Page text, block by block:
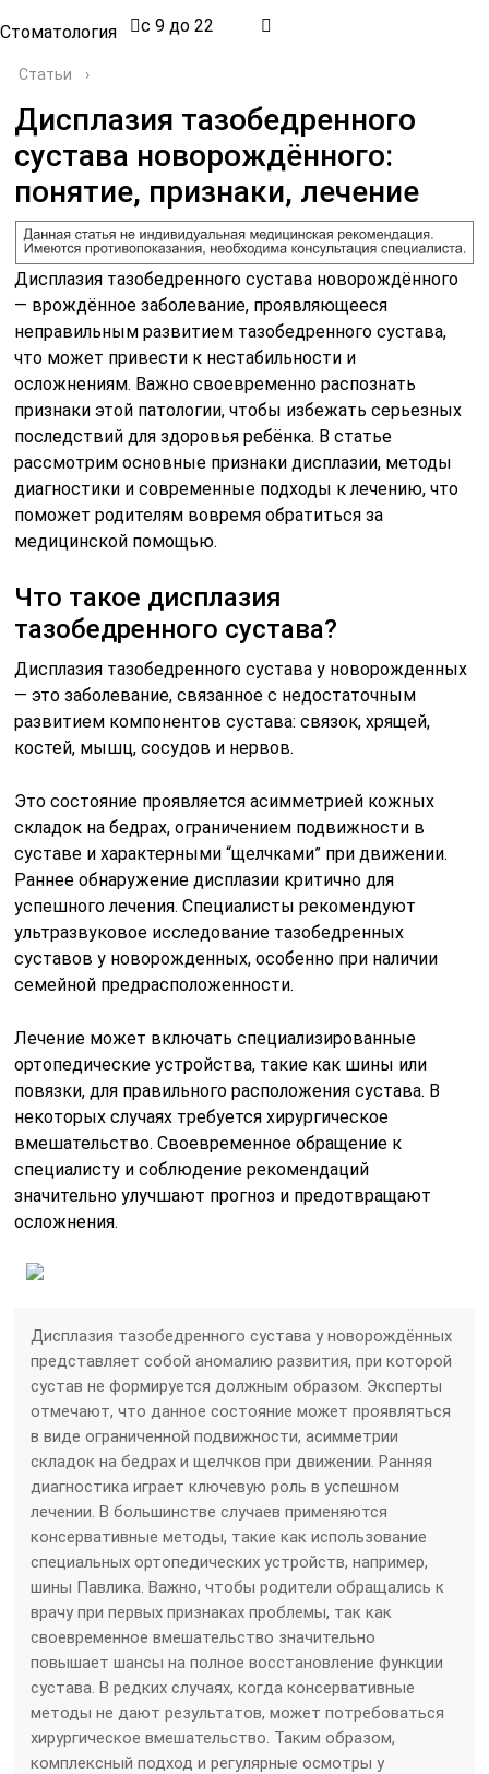
Стоматология с 9 до 22
Статьи ›
Дисплазия тазобедренного
сустава новорождённого:
понятие, признаки, лечение
Дисплазия тазобедренного сустава новорождённого
— врождённое заболевание, проявляющееся
неправильным развитием тазобедренного сустава,
что может привести к нестабильности и
осложнениям. Важно своевременно распознать
признаки этой патологии, чтобы избежать серьезных
последствий для здоровья ребёнка. В статье
рассмотрим основные признаки дисплазии, методы
диагностики и современные подходы к лечению, что
поможет родителям вовремя обратиться за
медицинской помощью.
Что такое дисплазия
тазобедренного сустава?
Дисплазия тазобедренного сустава у новорожденных
— это заболевание, связанное с недостаточным
развитием компонентов сустава: связок, хрящей,
костей, мышц, сосудов и нервов.
Это состояние проявляется асимметрией кожных
складок на бедрах, ограничением подвижности в
суставе и характерными “щелчками” при движении.
Раннее обнаружение дисплазии критично для
успешного лечения. Специалисты рекомендуют
ультразвуковое исследование тазобедренных
суставов у новорожденных, особенно при наличии
семейной предрасположенности.
Лечение может включать специализированные
ортопедические устройства, такие как шины или
повязки, для правильного расположения сустава. В
некоторых случаях требуется хирургическое
вмешательство. Своевременное обращение к
специалисту и соблюдение рекомендаций
значительно улучшают прогноз и предотвращают
осложнения.
Дисплазия тазобедренного сустава у новорождённых
представляет собой аномалию развития, при которой
сустав не формируется должным образом. Эксперты
отмечают, что данное состояние может проявляться
в виде ограниченной подвижности, асимметрии
складок на бедрах и щелчков при движении. Ранняя
диагностика играет ключевую роль в успешном
лечении. В большинстве случаев применяются
консервативные методы, такие как использование
специальных ортопедических устройств, например,
шины Павлика. Важно, чтобы родители обращались к
врачу при первых признаках проблемы, так как
своевременное вмешательство значительно
повышает шансы на полное восстановление функции
сустава. В редких случаях, когда консервативные
методы не дают результатов, может потребоваться
хирургическое вмешательство. Таким образом,
комплексный подход и регулярные осмотры у